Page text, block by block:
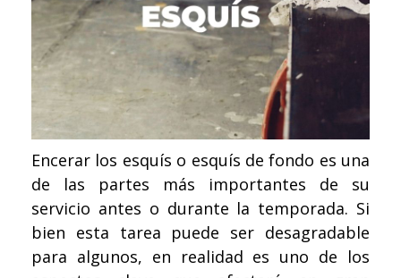
Encerar los esquís o esquís de fondo es una
de las partes más importantes de su
servicio antes o durante la temporada. Si
bien esta tarea puede ser desagradable
para algunos, en realidad es uno de los